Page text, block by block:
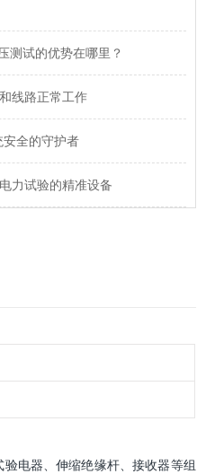
测试的优势在哪里？
线路正常工作
全的守护者
力试验的精准设备
验电器、伸缩绝缘杆、接收器等组